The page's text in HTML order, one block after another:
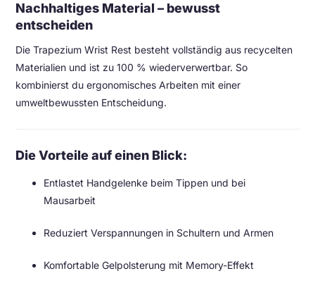
Nachhaltiges Material – bewusst
entscheiden
Die Trapezium Wrist Rest besteht vollständig aus recycelten
Materialien und ist zu 100 % wiederverwertbar. So
kombinierst du ergonomisches Arbeiten mit einer
umweltbewussten Entscheidung.
Die Vorteile auf einen Blick:
Entlastet Handgelenke beim Tippen und bei
Mausarbeit
Reduziert Verspannungen in Schultern und Armen
Komfortable Gelpolsterung mit Memory-Effekt